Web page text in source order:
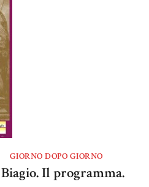
GIORNO DOPO GIORNO
Il programma.